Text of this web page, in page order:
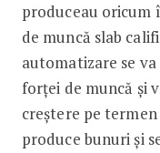
produceau oricum
de muncă slab
automatizare se
forței de muncă și
creștere pe
produce bunuri și